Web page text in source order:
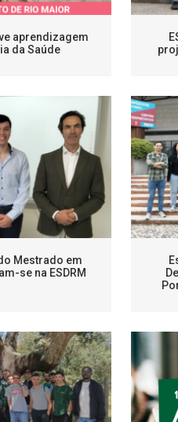
aprendizagem
da Saúde
Mestrado em
se na ESDRM